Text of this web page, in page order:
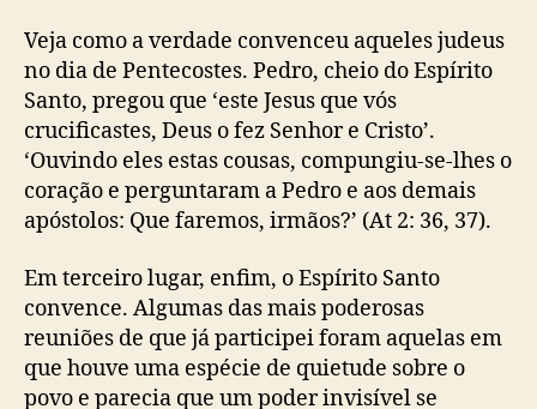
Veja como a verdade convenceu aqueles judeus
no dia de Pentecostes. Pedro, cheio do Espírito
Santo, pregou que ‘este Jesus que vós
crucificastes, Deus o fez Senhor e Cristo’.
‘Ouvindo eles estas cousas, compungiu-se-lhes o
coração e perguntaram a Pedro e aos demais
apóstolos: Que faremos, irmãos?’ (At 2: 36, 37).
Em terceiro lugar, enfim, o Espírito Santo
convence. Algumas das mais poderosas
reuniões de que já participei foram aquelas em
que houve uma espécie de quietude sobre o
povo e parecia que um poder invisível se